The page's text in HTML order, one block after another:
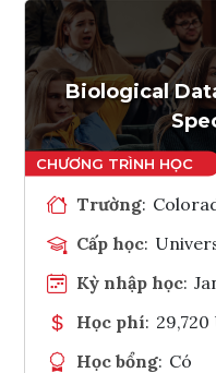
Biological
Trường:
Cấp học:
Kỳ nhập học:
Học phí: 29,720
Học bổng: Có